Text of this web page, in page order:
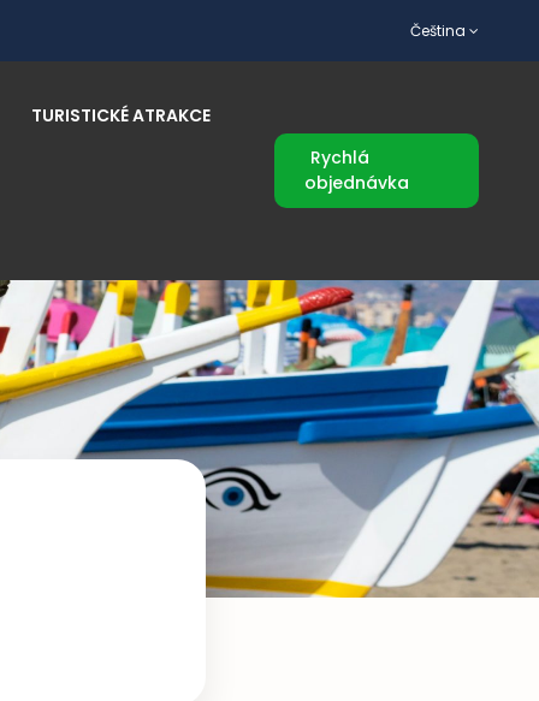
Čeština
TURISTICKÉ ATRAKCE
Rychlá
objednávka